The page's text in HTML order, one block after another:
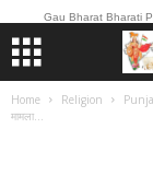
Gau Bharat Bharati
Home Religion
मामला...